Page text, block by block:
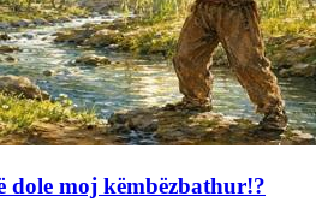
dole moj këmbëzbathur!?